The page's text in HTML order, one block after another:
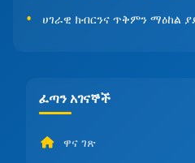
ሀገራዊ ክብርንና ጥቅምን ማዕከል
ፈጣን አገናኞች
ዋና ገጽ